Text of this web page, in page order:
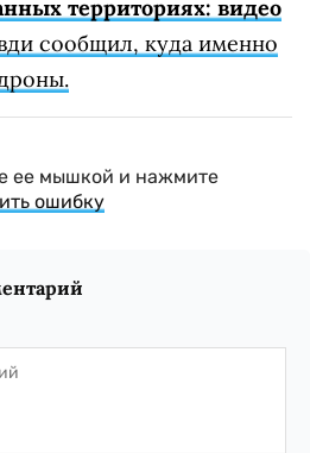
территориях: видео
сообщил, куда именно
ее мышкой и нажмите
ошибку